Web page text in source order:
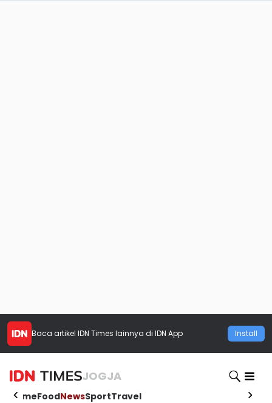
Baca artikel IDN Times lainnya di IDN App Install
JOGJA
HomeFoodNewsSportTravel